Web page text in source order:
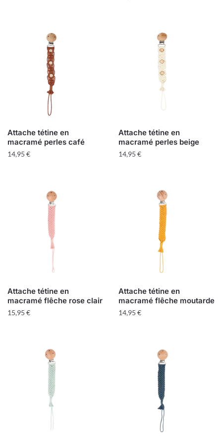
Attache tétine en
macramé perles café
14,95 €
Attache tétine en
macramé perles beige
14,95 €
Attache tétine en
macramé flêche rose clair
15,95 €
Attache tétine en
macramé flêche moutarde
14,95 €